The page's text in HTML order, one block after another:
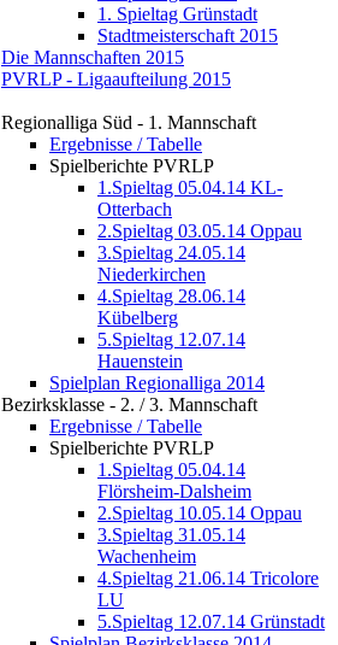
1. Spieltag Grünstadt
Stadtmeisterschaft 2015
Die Mannschaften 2015
PVRLP - Ligaaufteilung 2015
Regionalliga Süd - 1. Mannschaft
Ergebnisse / Tabelle
Spielberichte PVRLP
1.Spieltag 05.04.14 KL-
Otterbach
2.Spieltag 03.05.14 Oppau
3.Spieltag 24.05.14
Niederkirchen
4.Spieltag 28.06.14
Kübelberg
5.Spieltag 12.07.14
Hauenstein
Spielplan Regionalliga 2014
Bezirksklasse - 2. / 3. Mannschaft
Ergebnisse / Tabelle
Spielberichte PVRLP
1.Spieltag 05.04.14
Flörsheim-Dalsheim
2.Spieltag 10.05.14 Oppau
3.Spieltag 31.05.14
Wachenheim
4.Spieltag 21.06.14 Tricolore
LU
5.Spieltag 12.07.14 Grünstadt